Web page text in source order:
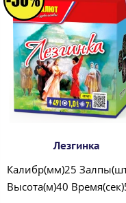
Лезгинка
Калибр(мм)25
Высота(м)40